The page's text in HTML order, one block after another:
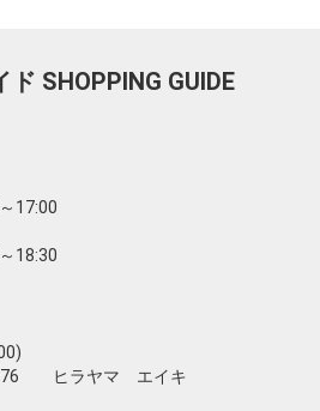
ド SHOPPING GUIDE
17:00
18:30
ヒラヤマ エイキ